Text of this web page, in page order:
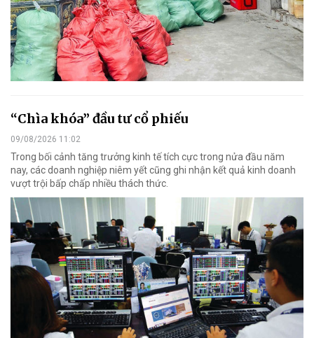
“Chìa khóa” đầu tư cổ phiếu
09/08/2026 11:02
Trong bối cảnh tăng trưởng kinh tế tích cực trong nửa đầu năm
nay, các doanh nghiệp niêm yết cũng ghi nhận kết quả kinh doanh
vượt trội bấp chấp nhiều thách thức.